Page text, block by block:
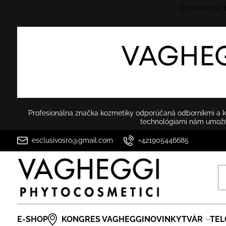
Profesionálna značka kozmetiky odporúčaná odborníkmi
technológiami nám
esclusivosro@gmail.com +421905446685
E-SHOP KONGRES VAGHEGGINOVINKYTVÁR